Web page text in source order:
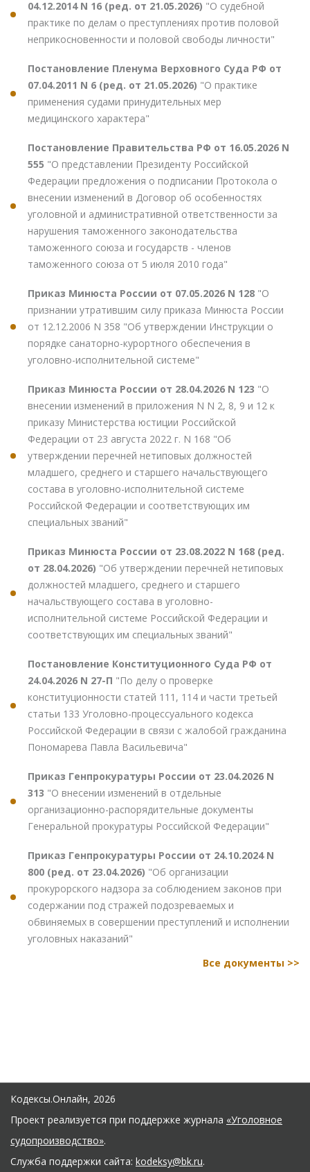
04.12.2014 N 16 (ред. от 21.05.2026) "О судебной
практике по делам о преступлениях против половой
неприкосновенности и половой свободы личности"
Постановление Пленума Верховного Суда РФ от
07.04.2011 N 6 (ред. от 21.05.2026) "О практике
применения судами принудительных мер
медицинского характера"
Постановление Правительства РФ от 16.05.2026 N
555 "О представлении Президенту Российской
Федерации предложения о подписании Протокола о
внесении изменений в Договор об особенностях
уголовной и административной ответственности за
нарушения таможенного законодательства
таможенного союза и государств - членов
таможенного союза от 5 июля 2010 года"
Приказ Минюста России от 07.05.2026 N 128 "О
признании утратившим силу приказа Минюста России
от 12.12.2006 N 358 "Об утверждении Инструкции о
порядке санаторно-курортного обеспечения в
уголовно-исполнительной системе"
Приказ Минюста России от 28.04.2026 N 123 "О
внесении изменений в приложения N N 2, 8, 9 и 12 к
приказу Министерства юстиции Российской
Федерации от 23 августа 2022 г. N 168 "Об
утверждении перечней нетиповых должностей
младшего, среднего и старшего начальствующего
состава в уголовно-исполнительной системе
Российской Федерации и соответствующих им
специальных званий"
Приказ Минюста России от 23.08.2022 N 168 (ред.
от 28.04.2026) "Об утверждении перечней нетиповых
должностей младшего, среднего и старшего
начальствующего состава в уголовно-
исполнительной системе Российской Федерации и
соответствующих им специальных званий"
Постановление Конституционного Суда РФ от
24.04.2026 N 27-П "По делу о проверке
конституционности статей 111, 114 и части третьей
статьи 133 Уголовно-процессуального кодекса
Российской Федерации в связи с жалобой гражданина
Пономарева Павла Васильевича"
Приказ Генпрокуратуры России от 23.04.2026 N
313 "О внесении изменений в отдельные
организационно-распорядительные документы
Генеральной прокуратуры Российской Федерации"
Приказ Генпрокуратуры России от 24.10.2024 N
800 (ред. от 23.04.2026) "Об организации
прокурорского надзора за соблюдением законов при
содержании под стражей подозреваемых и
обвиняемых в совершении преступлений и исполнении
уголовных наказаний"
Все документы >>
Кодексы.Онлайн, 2026
Проект реализуется при поддержке журнала «Уголовное
судопроизводство».
Служба поддержки сайта: kodeksy@bk.ru.